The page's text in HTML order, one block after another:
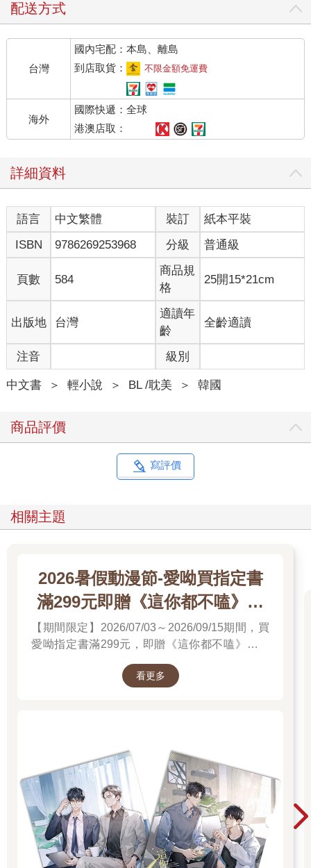
配送方式
台灣
國內宅配：本島、離島
到店取貨：
不限金額免運費
海外
國際快遞：全球
港澳店取：
詳細資料
語言 中文繁體 裝訂
紙本平裝
ISBN
9786269253968 分級 普通級
頁數 584
商品規
格
25開15*21cm
出版地 台灣
適讀年
齡
全齡適讀
注音 級別
中文書 ＞ 輕小說 ＞ BL /耽美 ＞ 韓國
商品評價
寫評價
相關主題
2026暑假動漫節-愛呦買指定書
滿299元即贈《這你都不嗑》文
件夾
【期間限定】2026/07/03～2026/09/15期間，買
愛呦指定書滿299元，即贈《這你都不嗑》文件
看更多